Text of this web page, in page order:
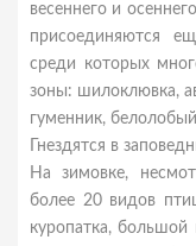
весеннего и
присоединяются
среди которых
зоны: шилоклювка,
гуменник,
Гнездятся в
На зимовке,
более 20 видов
куропатка,